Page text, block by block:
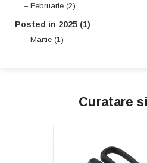
Februarie (2)
Posted in 2025 (1)
Martie (1)
Curatare